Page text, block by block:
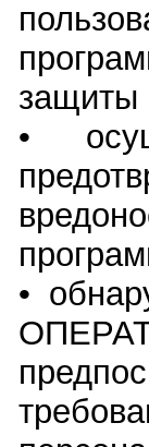
защиты
•
•